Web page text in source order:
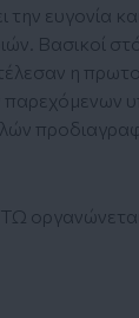
την ευγονία
Βασικοί
η
οργανώνεται